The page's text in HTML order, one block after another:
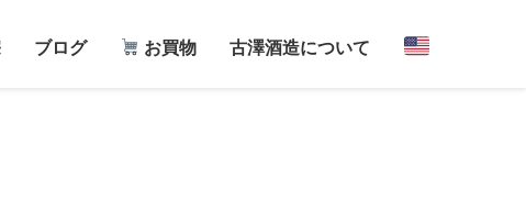
ブログ お買物 古澤酒造について